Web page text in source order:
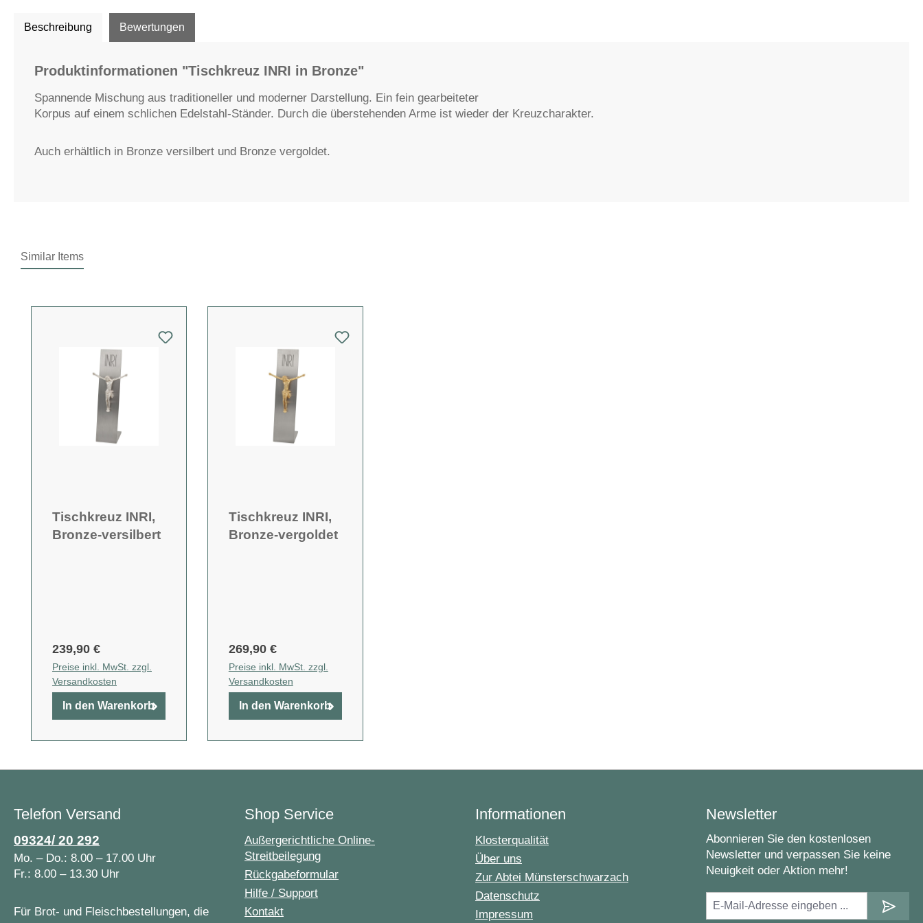
Beschreibung Bewertungen
Produktinformationen "Tischkreuz INRI in Bronze"
Spannende Mischung aus traditioneller und moderner Darstellung. Ein fein gearbeiteter
Korpus auf einem schlichen Edelstahl-Ständer. Durch die überstehenden Arme ist wieder der Kreuzcharakter.
Auch erhältlich in Bronze versilbert und Bronze vergoldet.
Similar Items
Tischkreuz INRI,
Bronze-versilbert
239,90 €
Preise inkl. MwSt. zzgl.
Versandkosten
In den Warenkorb
Tischkreuz INRI,
Bronze-vergoldet
269,90 €
Preise inkl. MwSt. zzgl.
Versandkosten
In den Warenkorb
Telefon Versand
09324/ 20 292
Mo. – Do.: 8.00 – 17.00 Uhr
Fr.: 8.00 – 13.30 Uhr
Für Brot- und Fleischbestellungen, die
Shop Service
Außergerichtliche Online-
Streitbeilegung
Rückgabeformular
Hilfe / Support
Kontakt
Informationen
Klosterqualität
Über uns
Zur Abtei Münsterschwarzach
Datenschutz
Impressum
Newsletter
Abonnieren Sie den kostenlosen
Newsletter und verpassen Sie keine
Neuigkeit oder Aktion mehr!